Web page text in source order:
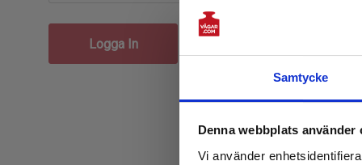
Samtycke
Denna webbplats använder
Vi använder